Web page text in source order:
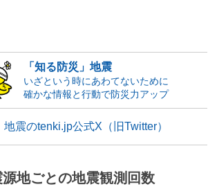
「知る防災」地震
いざという時にあわてないために
確かな情報と行動で防災力アップ
地震のtenki.jp公式X（旧Twitter）
源地ごとの地震観測回数